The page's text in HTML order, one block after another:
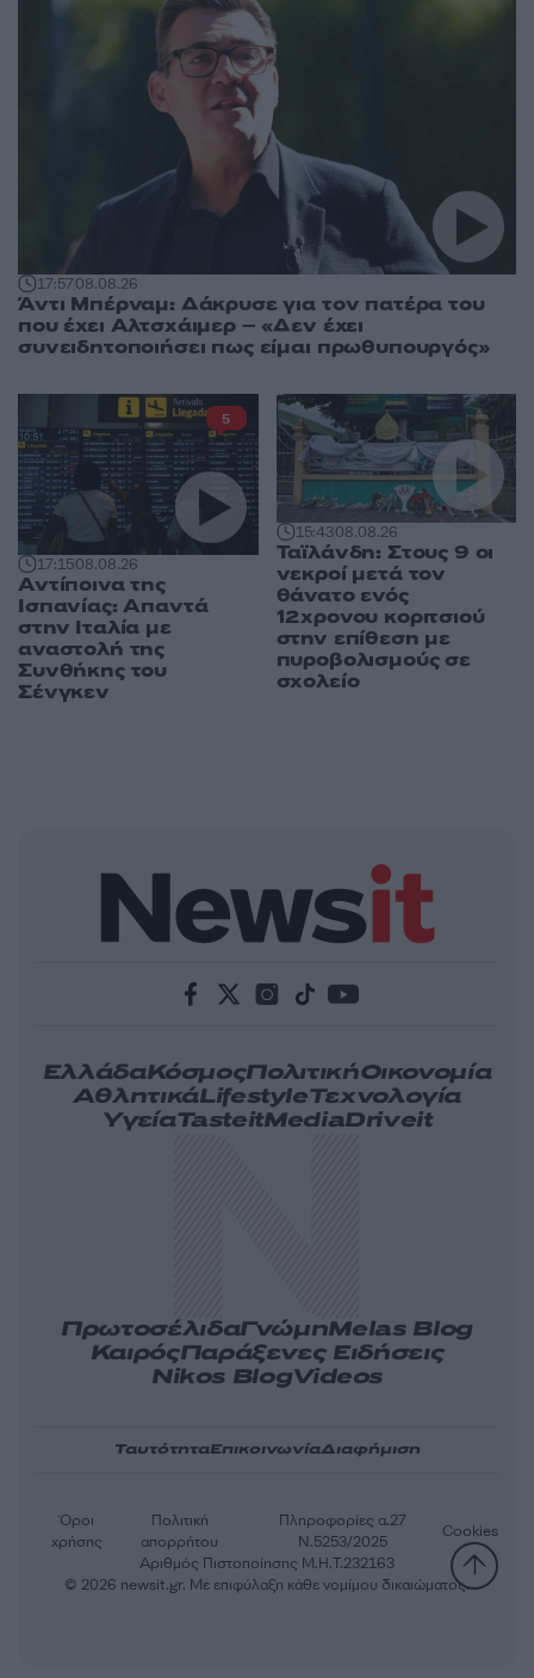
17:5708.08.26
Άντι Μπέρναμ: Δάκρυσε για τον πατέρα του
που έχει Αλτσχάιμερ – «Δεν έχει
συνειδητοποιήσει πως είμαι πρωθυπουργός»
17:1508.08.26
Αντίποινα της
Ισπανίας: Απαντά
στην Ιταλία με
αναστολή της
Συνθήκης του
Σένγκεν
5
15:4308.08.26
Ταϊλάνδη: Στους 9 οι
νεκροί μετά τον
θάνατο ενός
12χρονου κοριτσιού
στην επίθεση με
πυροβολισμούς σε
σχολείο
ΕλλάδαΚόσμοςΠολιτικήΟικονομία
ΑθλητικάLifestyleΤεχνολογία
ΥγείαTasteitMediaDriveit
ΠρωτοσέλιδαΓνώμηMelas Blog
ΚαιρόςΠαράξενες Ειδήσεις
Nikos BlogVideos
ΤαυτότηταΕπικοινωνίαΔιαφήμιση
Αριθμός Πιστοποίησης Μ.Η.Τ.232163
Όροι
χρήσης
Πολιτική
απορρήτου
Πληροφορίες α.27
Ν.5253/2025
Cookies
© 2026 newsit.gr. Με επιφύλαξη κάθε νομίμου δικαιώματος.